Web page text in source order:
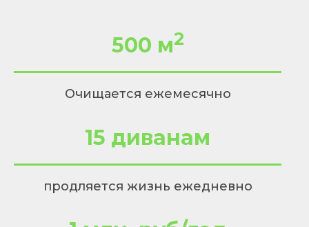
500 м2
Очищается ежемесячно
15 диванам
продляется жизнь ежедневно